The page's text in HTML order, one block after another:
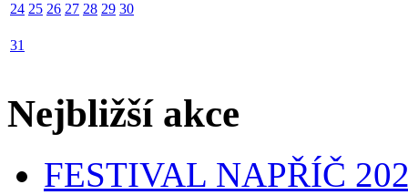
24 25 26 27 28 29 30
31
Nejbližší akce
FESTIVAL NAPŘÍČ